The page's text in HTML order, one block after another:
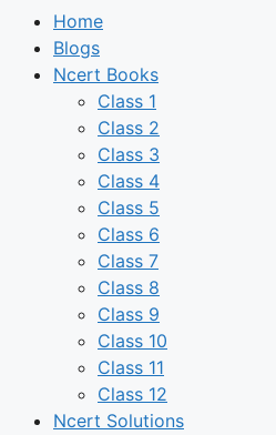
Home
Blogs
Ncert Books
Class 1
Class 2
Class 3
Class 4
Class 5
Class 6
Class 7
Class 8
Class 9
Class 10
Class 11
Class 12
Ncert Solutions